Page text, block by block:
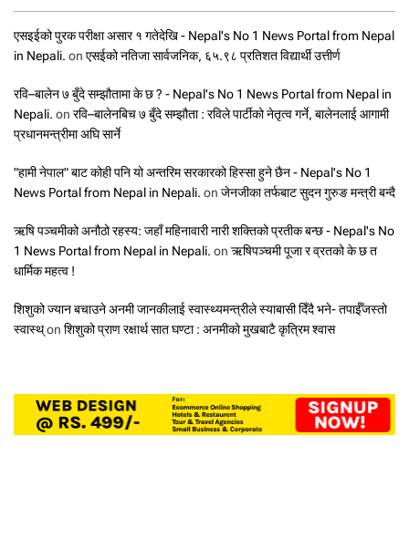
एसइईको पुरक परीक्षा असार १ गतेदेखि - Nepal's No 1 News Portal from Nepal
in Nepali. on एसईको नतिजा सार्वजनिक, ६५.९८ प्रतिशत विद्यार्थी उत्तीर्ण
रवि–बालेन ७ बुँदे सम्झौतामा के छ ? - Nepal's No 1 News Portal from Nepal in
Nepali. on रवि–बालेनबिच ७ बुँदे सम्झौता : रविले पार्टीको नेतृत्व गर्ने, बालेनलाई आगामी
प्रधानमन्त्रीमा अघि सार्ने
"हामी नेपाल" बाट कोही पनि यो अन्तरिम सरकारको हिस्सा हुने छैन - Nepal's No 1
News Portal from Nepal in Nepali. on जेनजीका तर्फबाट सुदन गुरुङ मन्त्री बन्दै
ऋषि पञ्चमीको अनौठो रहस्य: जहाँ महिनावारी नारी शक्तिको प्रतीक बन्छ - Nepal's No
1 News Portal from Nepal in Nepali. on ऋषिपञ्चमी पूजा र व्रतको के छ त
धार्मिक महत्व !
शिशुको ज्यान बचाउने अनमी जानकीलाई स्वास्थ्यमन्त्रीले स्याबासी दिँदै भने- तपाईँजस्तो
स्वास्थ्on शिशुको प्राण रक्षार्थ सात घण्टा : अनमीको मुखबाटै कृत्रिम श्वास